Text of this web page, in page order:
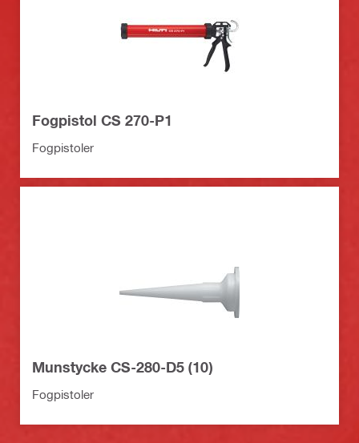
Fogpistol CS 270-P1
Fogpistoler
Munstycke CS-280-D5 (10)
Fogpistoler